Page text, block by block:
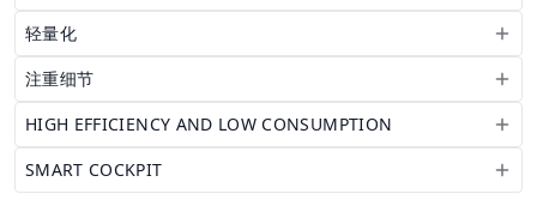
轻量化
注重细节
HIGH EFFICIENCY AND LOW CONSUMPTION
SMART COCKPIT